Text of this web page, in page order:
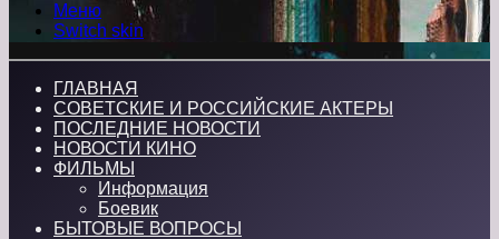
Меню
Switch skin
ГЛАВНАЯ
СОВЕТСКИЕ И РОССИЙСКИЕ АКТЕРЫ
ПОСЛЕДНИЕ НОВОСТИ
НОВОСТИ КИНО
ФИЛЬМЫ
Информация
Боевик
БЫТОВЫЕ ВОПРОСЫ